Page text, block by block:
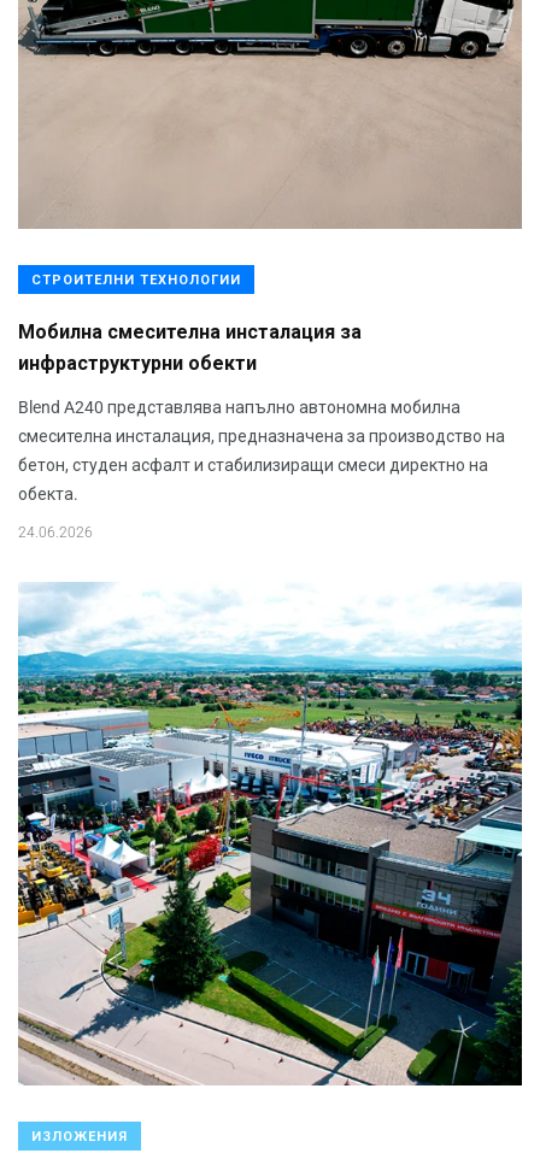
СТРОИТЕЛНИ ТЕХНОЛОГИИ
Мобилна смесителна инсталация за
инфраструктурни обекти
Blend A240 представлява напълно автономна мобилна
смесителна инсталация, предназначена за производство на
бетон, студен асфалт и стабилизиращи смеси директно на
обекта.
24.06.2026
ИЗЛОЖЕНИЯ